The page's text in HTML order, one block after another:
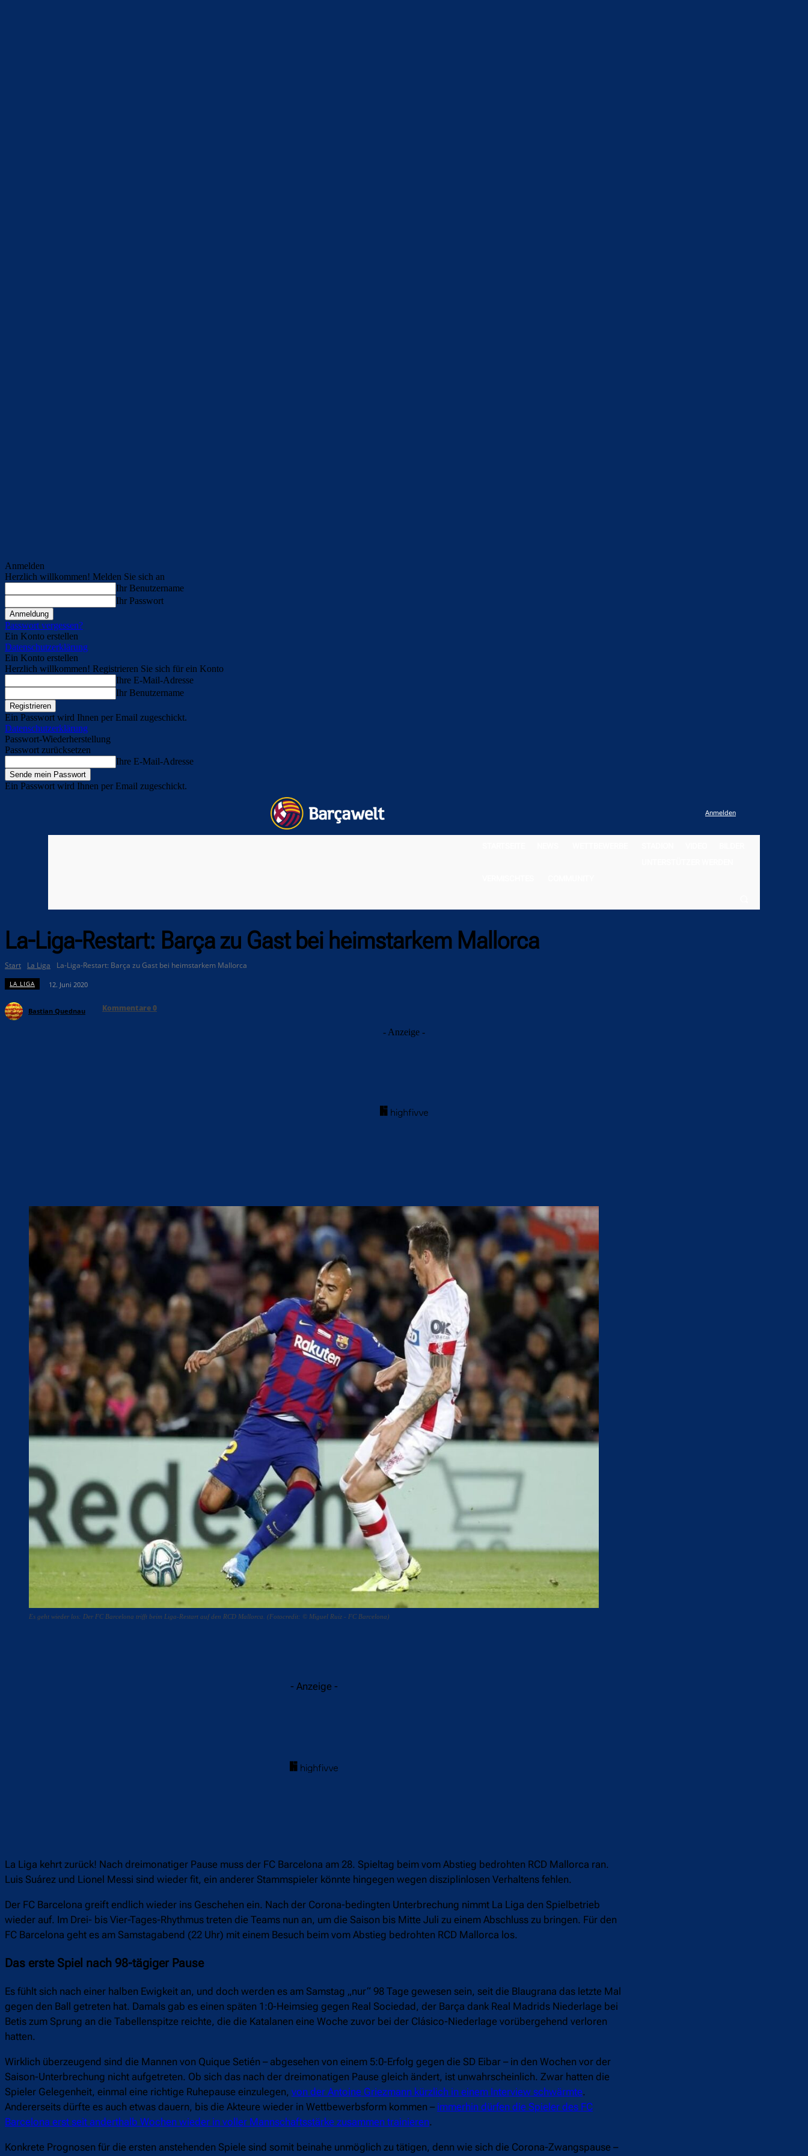
Anmelden
Herzlich willkommen! Melden Sie sich an
Ihr Benutzername
Ihr Passwort
Passwort vergessen?
Ein Konto erstellen
Datenschutzerklärung
Ein Konto erstellen
Herzlich willkommen! Registrieren Sie sich für ein Konto
Ihre E-Mail-Adresse
Ihr Benutzername
Ein Passwort wird Ihnen per Email zugeschickt.
Datenschutzerklärung
Passwort-Wiederherstellung
Passwort zurücksetzen
Ihre E-Mail-Adresse
Ein Passwort wird Ihnen per Email zugeschickt.
Anmelden
La-Liga-Restart: Barça zu Gast bei heimstarkem Mallorca
Start La Liga La-Liga-Restart: Barça zu Gast bei heimstarkem Mallorca
LA LIGA 12. Juni 2020
Bastian Quednau Kommentare0
- Anzeige -
Es geht wieder los: Der FC Barcelona trifft beim Liga-Restart auf den RCD Mallorca. (Fotocredit: © Miguel Ruiz - FC Barcelona)
- Anzeige -
La Liga kehrt zurück! Nach dreimonatiger Pause muss der FC Barcelona am 28. Spieltag beim vom Abstieg bedrohten RCD Mallorca ran.
Luis Suárez und Lionel Messi sind wieder fit, ein anderer Stammspieler könnte hingegen wegen disziplinlosen Verhaltens fehlen.
Der FC Barcelona greift endlich wieder ins Geschehen ein. Nach der Corona-bedingten Unterbrechung nimmt La Liga den Spielbetrieb
wieder auf. Im Drei- bis Vier-Tages-Rhythmus treten die Teams nun an, um die Saison bis Mitte Juli zu einem Abschluss zu bringen. Für den
FC Barcelona geht es am Samstagabend (22 Uhr) mit einem Besuch beim vom Abstieg bedrohten RCD Mallorca los.
Das erste Spiel nach 98-tägiger Pause
Es fühlt sich nach einer halben Ewigkeit an, und doch werden es am Samstag „nur“ 98 Tage gewesen sein, seit die Blaugrana das letzte Mal
gegen den Ball getreten hat. Damals gab es einen späten 1:0-Heimsieg gegen Real Sociedad, der Barça dank Real Madrids Niederlage bei
Betis zum Sprung an die Tabellenspitze reichte, die die Katalanen eine Woche zuvor bei der Clásico-Niederlage vorübergehend verloren
hatten.
Wirklich überzeugend sind die Mannen von Quique Setién – abgesehen von einem 5:0-Erfolg gegen die SD Eibar – in den Wochen vor der
Saison-Unterbrechung nicht aufgetreten. Ob sich das nach der dreimonatigen Pause gleich ändert, ist unwahrscheinlich. Zwar hatten die
Spieler Gelegenheit, einmal eine richtige Ruhepause einzulegen, von der Antoine Griezmann kürzlich in einem Interview schwärmte.
Andererseits dürfte es auch etwas dauern, bis die Akteure wieder in Wettbewerbsform kommen – immerhin dürfen die Spieler des FC
Barcelona erst seit anderthalb Wochen wieder in voller Mannschaftsstärke zusammen trainieren.
Konkrete Prognosen für die ersten anstehenden Spiele sind somit beinahe unmöglich zu tätigen, denn wie sich die Corona-Zwangspause –